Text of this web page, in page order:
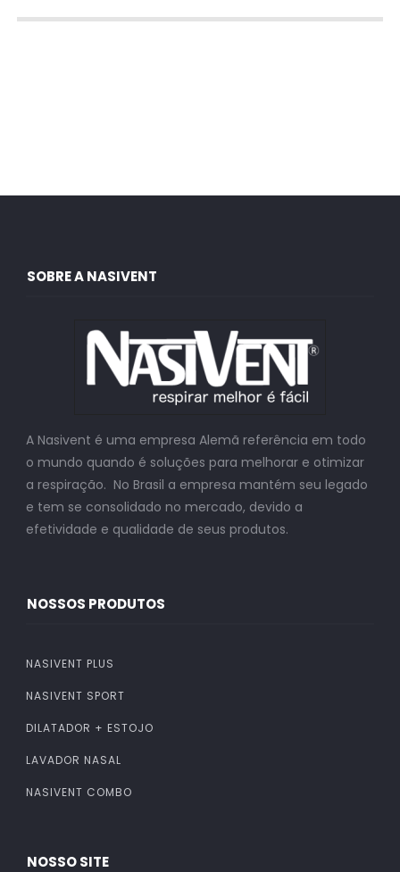
SOBRE A NASIVENT
A Nasivent é uma empresa Alemã referência em todo
o mundo quando é soluções para melhorar e otimizar
a respiração. No Brasil a empresa mantém seu legado
e tem se consolidado no mercado, devido a
efetividade e qualidade de seus produtos.
NOSSOS PRODUTOS
NASIVENT PLUS
NASIVENT SPORT
DILATADOR + ESTOJO
LAVADOR NASAL
NASIVENT COMBO
NOSSO SITE